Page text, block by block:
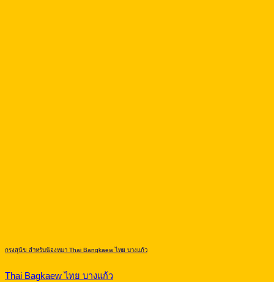
กรงสุนัข สำหรับน้องหมา Thai Bangkaew ไทย บางแก้ว
Thai Bagkaew ไทย บางแก้ว